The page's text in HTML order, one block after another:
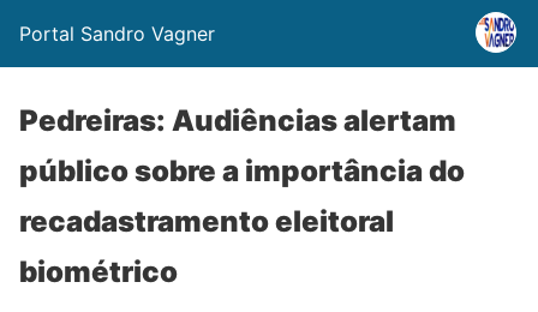
Portal Sandro Vagner
Pedreiras: Audiências alertam
público sobre a importância do
recadastramento eleitoral
biométrico